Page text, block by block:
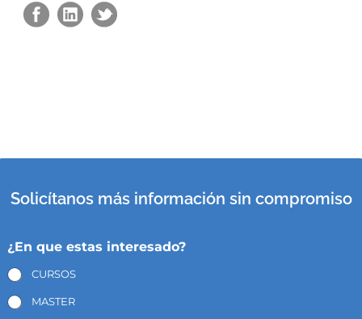
Solicítanos más información sin compromiso
¿En que estas interesado?
CURSOS
MASTER